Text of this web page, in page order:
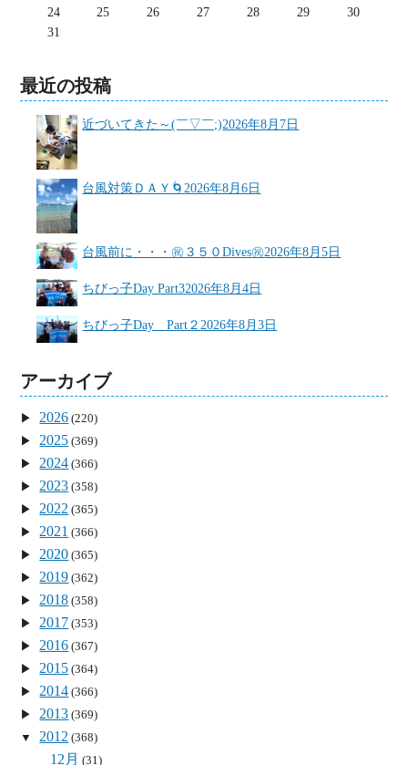
24
25 26 27 28 29
30
31
最近の投稿
近づいてきた～(￣▽￣;)2026年8月7日
台風対策ＤＡＹ🌀 2026年8月6日
台風前に・・・㊗３５０Dives㊗2026年8月5日
ちびっ子Day Part32026年8月4日
ちびっ子Day Part２ 2026年8月3日
アーカイブ
2026 (220)
2025 (369)
2024 (366)
2023 (358)
2022 (365)
2021 (366)
2020 (365)
2019 (362)
2018 (358)
2017 (353)
2016 (367)
2015 (364)
2014 (366)
2013 (369)
2012 (368)
12月 (31)